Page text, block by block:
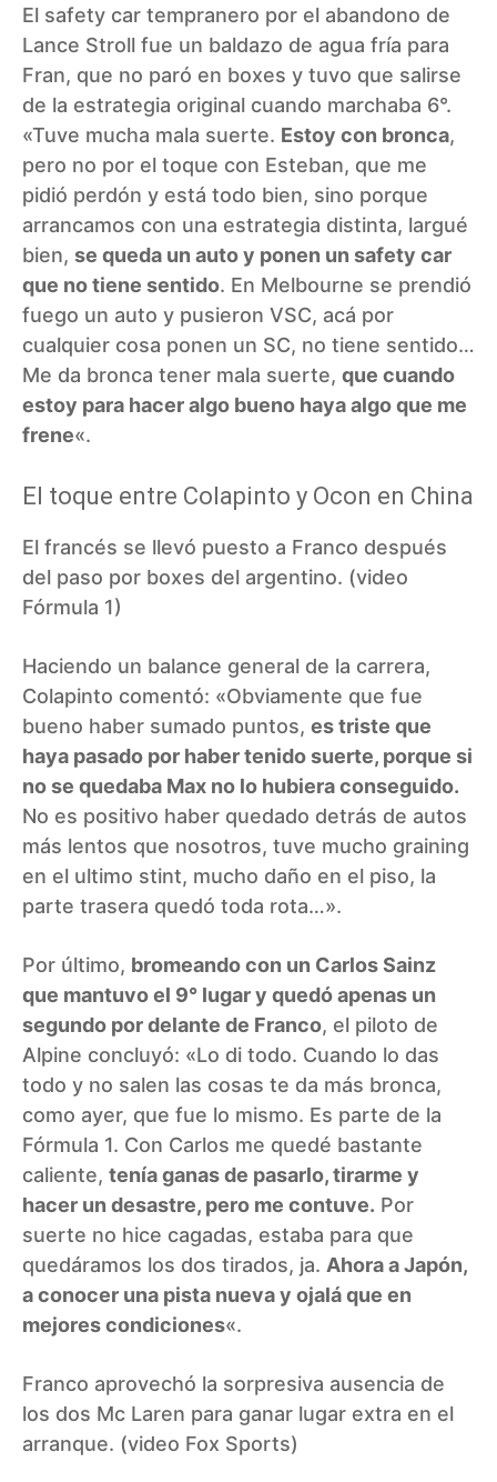
El safety car tempranero por el abandono de
Lance Stroll fue un baldazo de agua fría para
Fran, que no paró en boxes y tuvo que salirse
de la estrategia original cuando marchaba 6°.
«Tuve mucha mala suerte. Estoy con bronca,
pero no por el toque con Esteban, que me
pidió perdón y está todo bien, sino porque
arrancamos con una estrategia distinta, largué
bien, se queda un auto y ponen un safety car
que no tiene sentido. En Melbourne se prendió
fuego un auto y pusieron VSC, acá por
cualquier cosa ponen un SC, no tiene sentido…
Me da bronca tener mala suerte, que cuando
estoy para hacer algo bueno haya algo que me
frene«.
El toque entre Colapinto y Ocon en China
El francés se llevó puesto a Franco después
del paso por boxes del argentino. (video
Fórmula 1)
Haciendo un balance general de la carrera,
Colapinto comentó: «Obviamente que fue
bueno haber sumado puntos, es triste que
haya pasado por haber tenido suerte, porque si
no se quedaba Max no lo hubiera conseguido.
No es positivo haber quedado detrás de autos
más lentos que nosotros, tuve mucho graining
en el ultimo stint, mucho daño en el piso, la
parte trasera quedó toda rota…».
Por último, bromeando con un Carlos Sainz
que mantuvo el 9° lugar y quedó apenas un
segundo por delante de Franco, el piloto de
Alpine concluyó: «Lo di todo. Cuando lo das
todo y no salen las cosas te da más bronca,
como ayer, que fue lo mismo. Es parte de la
Fórmula 1. Con Carlos me quedé bastante
caliente, tenía ganas de pasarlo, tirarme y
hacer un desastre, pero me contuve. Por
suerte no hice cagadas, estaba para que
quedáramos los dos tirados, ja. Ahora a Japón,
a conocer una pista nueva y ojalá que en
mejores condiciones«.
Franco aprovechó la sorpresiva ausencia de
los dos Mc Laren para ganar lugar extra en el
arranque. (video Fox Sports)